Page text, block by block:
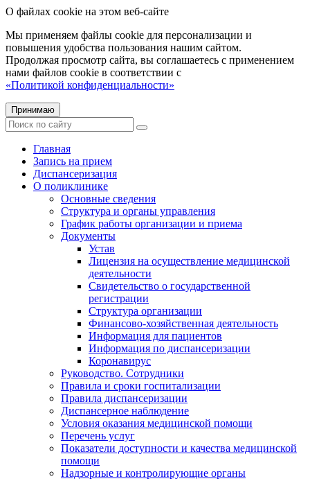
О файлах cookie на этом веб-сайте
Мы применяем файлы cookie для персонализации и
повышения удобства пользования нашим сайтом.
Продолжая просмотр сайта, вы соглашаетесь с применением
нами файлов cookie в соответствии с
«Политикой конфиденциальности»
Принимаю
Главная
Запись на прием
Диспансеризация
О поликлинике
Основные сведения
Структура и органы управления
График работы организации и приема
Документы
Устав
Лицензия на осуществление медицинской
деятельности
Свидетельство о государственной
регистрации
Структура организации
Финансово-хозяйственная деятельность
Информация для пациентов
Информация по диспансеризации
Коронавирус
Руководство. Сотрудники
Правила и сроки госпитализации
Правила диспансеризации
Диспансерное наблюдение
Условия оказания медицинской помощи
Перечень услуг
Показатели доступности и качества медицинской
помощи
Надзорные и контролирующие органы